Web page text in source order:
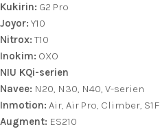
Kukirin: G2 Pro
Joyor: Y10
Nitrox: T10
Inokim: OXO
NIU KQi-serien
Navee: N20, N30, N40, V-serien
Inmotion: Air, Air Pro, Climber, S1F
Augment: ES210